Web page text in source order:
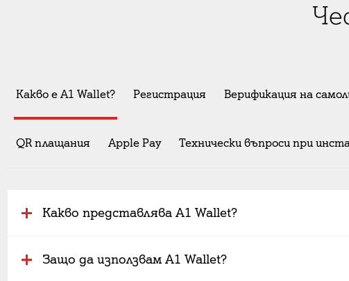
Какво е A1 Wallet? Регистрация Верификация на
QR плащания Apple Pay Технически въпроси при
Какво представлява A1 Wallet?
Защо да използвам A1 Wallet?